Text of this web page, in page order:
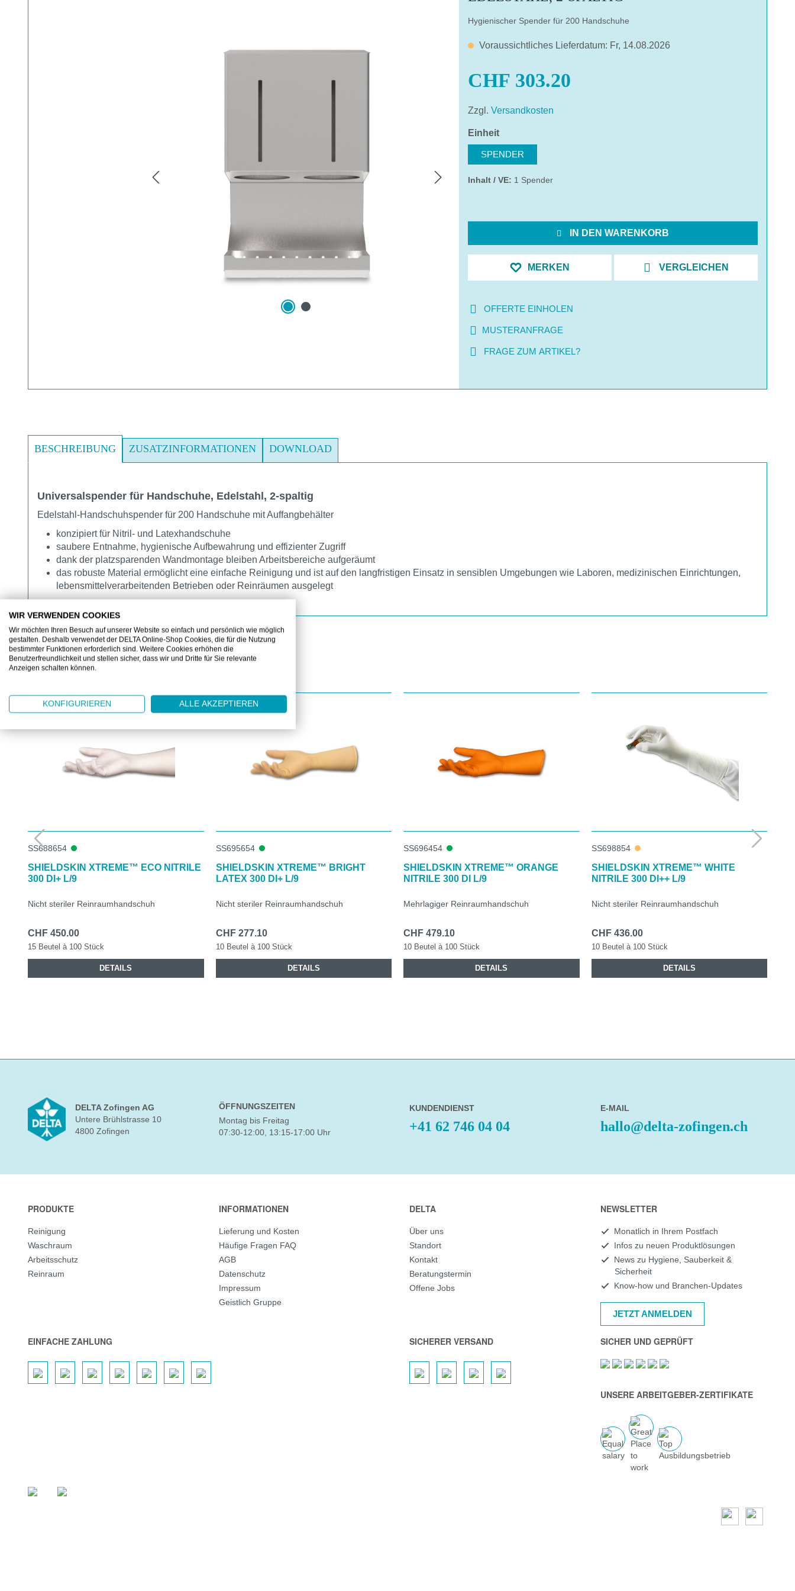
Hygienischer Spender für 200 Handschuhe
Voraussichtliches Lieferdatum: Fr, 14.08.2026
CHF 303.20
Zzgl. Versandkosten
Einheitauswählen
SPENDER
Inhalt / VE: 1 Spender
IN DEN WARENKORB
MERKEN VERGLEICHEN
OFFERTE EINHOLEN
MUSTERANFRAGE
FRAGE ZUM ARTIKEL?
BESCHREIBUNG ZUSATZINFORMATIONEN DOWNLOAD
Universalspender für Handschuhe, Edelstahl, 2-spaltig
Edelstahl-Handschuhspender für 200 Handschuhe mit Auffangbehälter
konzipiert für Nitril- und Latexhandschuhe
saubere Entnahme, hygienische Aufbewahrung und effizienter Zugriff
dank der platzsparenden Wandmontage bleiben Arbeitsbereiche aufgeräumt
das robuste Material ermöglicht eine einfache Reinigung und ist auf den langfristigen Einsatz in sensiblen Umgebungen wie Laboren, medizinischen Einrichtungen,
lebensmittelverarbeitenden Betrieben oder Reinräumen ausgelegt
ZUBEHÖR
Produktgalerie überspringen
SS688654
SHIELDSKIN XTREME™ ECO NITRILE
300 DI+ L/9
Nicht steriler Reinraumhandschuh
CHF 450.00
15 Beutel à 100 Stück
DETAILS
SS695654
SHIELDSKIN XTREME™ BRIGHT
LATEX 300 DI+ L/9
Nicht steriler Reinraumhandschuh
CHF 277.10
10 Beutel à 100 Stück
DETAILS
SS696454
SHIELDSKIN XTREME™ ORANGE
NITRILE 300 DI L/9
Mehrlagiger Reinraumhandschuh
CHF 479.10
10 Beutel à 100 Stück
DETAILS
SS698854
SHIELDSKIN XTREME™ WHITE
NITRILE 300 DI++ L/9
Nicht steriler Reinraumhandschuh
CHF 436.00
10 Beutel à 100 Stück
DETAILS
DELTA Zofingen AG
Untere Brühlstrasse 10
4800 Zofingen
ÖFFNUNGSZEITEN
Montag bis Freitag
07:30-12:00, 13:15-17:00 Uhr
KUNDENDIENST
+41 62 746 04 04
E-MAIL
hallo@delta-zofingen.ch
PRODUKTE
Reinigung
Waschraum
Arbeitsschutz
Reinraum
INFORMATIONEN
Lieferung und Kosten
Häufige Fragen FAQ
AGB
Datenschutz
Impressum
Geistlich Gruppe
DELTA
Über uns
Standort
Kontakt
Beratungstermin
Offene Jobs
NEWSLETTER
Monatlich in Ihrem Postfach
Infos zu neuen Produktlösungen
News zu Hygiene, Sauberkeit &
Sicherheit
Know-how und Branchen-Updates
JETZT ANMELDEN
EINFACHE ZAHLUNG SICHERER VERSAND SICHER UND GEPRÜFT
UNSERE ARBEITGEBER-ZERTIFIKATE
WIR VERWENDEN COOKIES
Wir möchten Ihren Besuch auf unserer Website so einfach und persönlich wie möglich
gestalten. Deshalb verwendet der DELTA Online-Shop Cookies, die für die Nutzung
bestimmter Funktionen erforderlich sind. Weitere Cookies erhöhen die
Benutzerfreundlichkeit und stellen sicher, dass wir und Dritte für Sie relevante
Anzeigen schalten können.
KONFIGURIEREN ALLE AKZEPTIEREN